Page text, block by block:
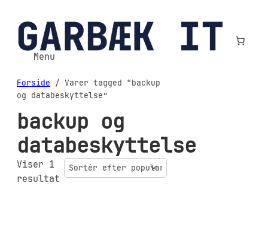
til
indhold
Menu
Forside / Varer tagged “backup
og databeskyttelse”
backup og
databeskyttelse
Viser 1
resultat